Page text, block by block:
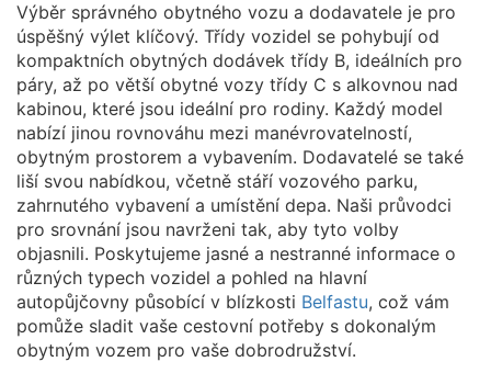
Výběr správného obytného vozu a dodavatele je pro
úspěšný výlet klíčový. Třídy vozidel se pohybují od
kompaktních obytných dodávek třídy B, ideálních pro
páry, až po větší obytné vozy třídy C s alkovnou nad
kabinou, které jsou ideální pro rodiny. Každý model
nabízí jinou rovnováhu mezi manévrovatelností,
obytným prostorem a vybavením. Dodavatelé se také
liší svou nabídkou, včetně stáří vozového parku,
zahrnutého vybavení a umístění depa. Naši průvodci
pro srovnání jsou navrženi tak, aby tyto volby
objasnili. Poskytujeme jasné a nestranné informace o
různých typech vozidel a pohled na hlavní
autopůjčovny působící v blízkosti Belfastu, což vám
pomůže sladit vaše cestovní potřeby s dokonalým
obytným vozem pro vaše dobrodružství.